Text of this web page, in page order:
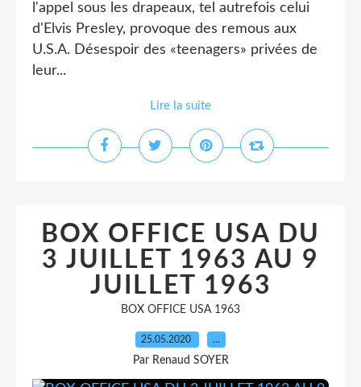
l'appel sous les drapeaux, tel autrefois celui
d'Elvis Presley, provoque des remous aux
U.S.A. Désespoir des «teenagers» privées de
leur...
Lire la suite
BOX OFFICE USA DU
3 JUILLET 1963 AU 9
JUILLET 1963
BOX OFFICE USA 1963
25.05.2020 …
Par Renaud SOYER